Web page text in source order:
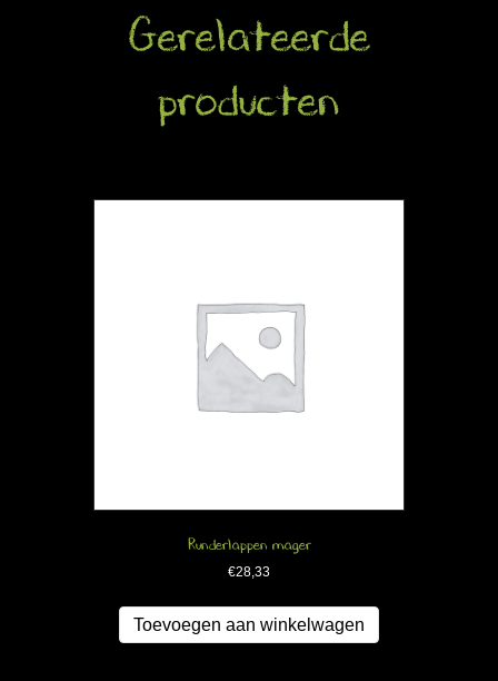
Gerelateerde
producten
Runderlappen mager
€28,33
Toevoegen aan winkelwagen